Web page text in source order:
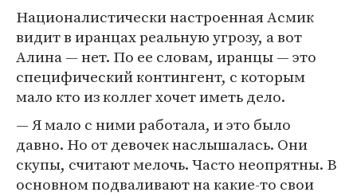
Националистически настроенная Асмик
видит в иранцах реальную угрозу, а вот
Алина — нет. По ее словам, иранцы — это
специфический контингент, с которым
мало кто из коллег хочет иметь дело.
— Я мало с ними работала, и это было
давно. Но от девочек наслышалась. Они
скупы, считают мелочь. Часто неопрятны. В
основном подваливают на какие-то свои